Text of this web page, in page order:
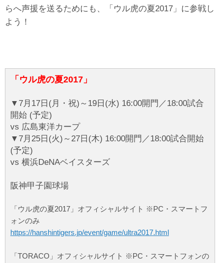
らへ声援を送るためにも、「ウル虎の夏2017」に参戦し
よう！
「ウル虎の夏2017」
▼7月17日(月・祝)～19日(水) 16:00開門／18:00試合
開始 (予定)
vs 広島東洋カープ
▼7月25日(火)～27日(木) 16:00開門／18:00試合開始
(予定)
vs 横浜DeNAベイスターズ
阪神甲子園球場
「ウル虎の夏2017」オフィシャルサイト ※PC・スマートフ
ォンのみ
https://hanshintigers.jp/event/game/ultra2017.html
「TORACO」オフィシャルサイト ※PC・スマートフォンの